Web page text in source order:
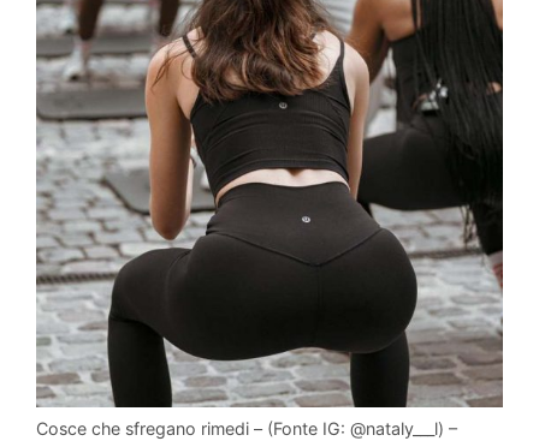
Cosce che sfregano rimedi – (Fonte IG: @nataly___l) –